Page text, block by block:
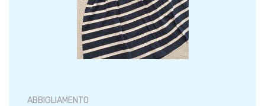
ABBIGLIAMENTO